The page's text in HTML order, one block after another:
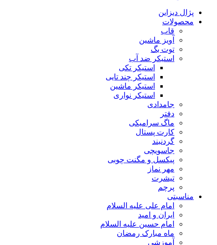
پژال دیزاین
محصولات
قاب
آویز ماشین
توت بگ
استیکر ضد آب
استیکر تکی
استیکر چند تایی
استیکر ماشین
استیکر نواری
جامدادی
دفتر
ماگ سرامیکی
کارت پستال
گردنبند
جاسویچی
پیکسل و مگنت چوبی
مهر نماز
تیشرت
پرچم
مناسبتی
امام علی علیه السلام
ایران و امید
امام حسین علیه السلام
ماه مبارک رمضان
آموزشی